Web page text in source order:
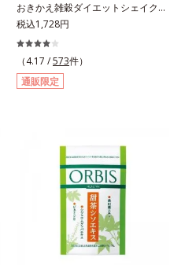
おきかえ雑穀ダイエットシェイク。
豆乳や牛乳などと粉を混ぜるだけで
簡単、1食おきかえ雑穀ダイエット
シェイクです。サクサクッと噛める
食感豊かな大豆フレークが、噛むこ
とで食欲を満たしてくれます。さら
を目指すダイエッターを、内側から
サポートします！黒糖きなこ味（カ
ロリー 92kcal ※1食分・本品粉末の
み）やさしい甘さの黒糖とほのかに
香るきなこが溶け合う幸せな味わ
い。たっぷり飲んでも飽きないおい
しさです。
税込1,728円
（4.17 /573件）
通販限定